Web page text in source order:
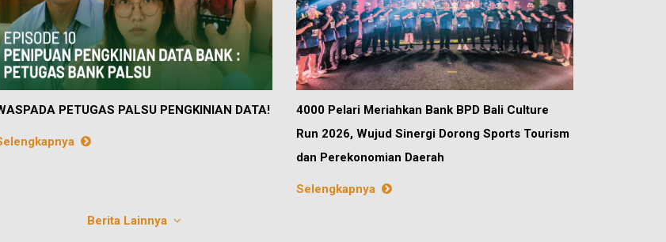
PETUGAS PALSU PENGKINIAN DATA!
4000 Pelari Meriahkan Bank BPD Bali Culture
Run 2026, Wujud Sinergi Dorong Sports Tourism
dan Perekonomian Daerah
Selengkapnya
Berita Lainnya